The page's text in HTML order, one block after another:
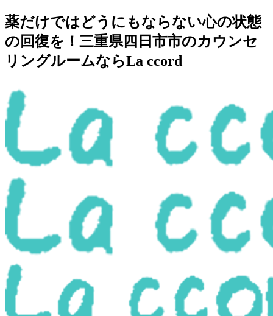
薬だけではどうにもならない心の状態
の回復を！三重県四日市市のカウンセ
リングルームならLa ccord